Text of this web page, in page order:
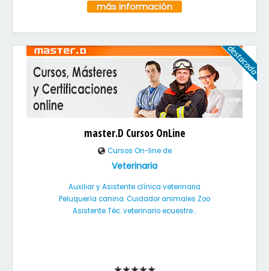
más información
master.D Cursos OnLine
Cursos On-line de
Veterinaria
Auxiliar y Asistente clínica veterinaria
Peluquería canina. Cuidador animales Zoo
Asistente Téc. veterinario ecuestre...